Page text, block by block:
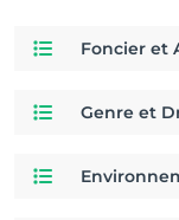
Foncier et
Genre et